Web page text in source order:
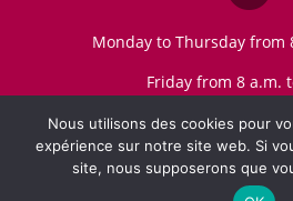
Monday to Thursday from
Friday from 8 a.m.
Nous utilisons des cookies pour
expérience sur notre site web. Si
site, nous supposerons que